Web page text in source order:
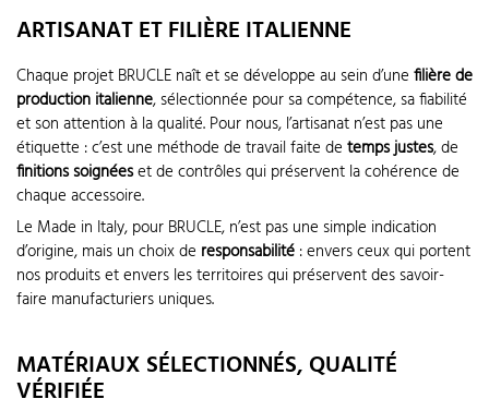
ARTISANAT ET FILIÈRE ITALIENNE
Chaque projet BRUCLE naît et se développe au sein d’une filière de
production italienne, sélectionnée pour sa compétence, sa fiabilité
et son attention à la qualité. Pour nous, l’artisanat n’est pas une
étiquette : c’est une méthode de travail faite de temps justes, de
finitions soignéeset de contrôles qui préservent la cohérence de
chaque accessoire.
Le Made in Italy, pour BRUCLE, n’est pas une simple indication
d’origine, mais un choix de responsabilité : envers ceux qui portent
nos produits et envers les territoires qui préservent des savoir-
faire manufacturiers uniques.
MATÉRIAUX SÉLECTIONNÉS, QUALITÉ
VÉRIFIÉE